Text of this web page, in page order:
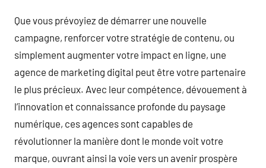
Que vous prévoyiez de démarrer une nouvelle
campagne, renforcer votre stratégie de contenu, ou
simplement augmenter votre impact en ligne, une
agence de marketing digital peut être votre partenaire
le plus précieux. Avec leur compétence, dévouement à
l’innovation et connaissance profonde du paysage
numérique, ces agences sont capables de
révolutionner la manière dont le monde voit votre
marque, ouvrant ainsi la voie vers un avenir prospère